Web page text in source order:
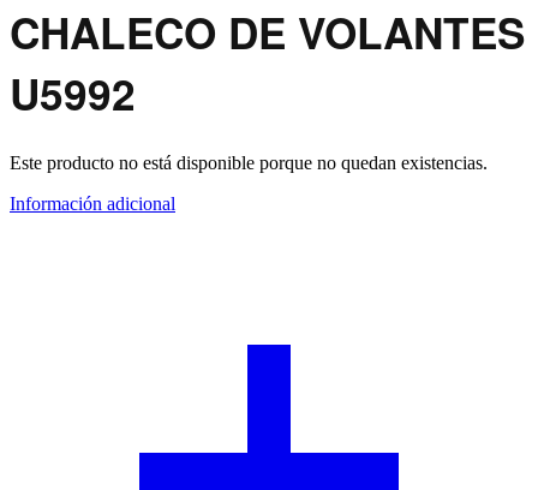
CHALECO DE VOLANTES
U5992
Este producto no está disponible porque no quedan existencias.
Información adicional